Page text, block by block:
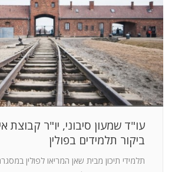
עו"ד שמעון סיבוני, יו"ר קבוצת
ביקור תלמידים בפולין
תלמידי תיכון מבית שאן המריאו לפולין